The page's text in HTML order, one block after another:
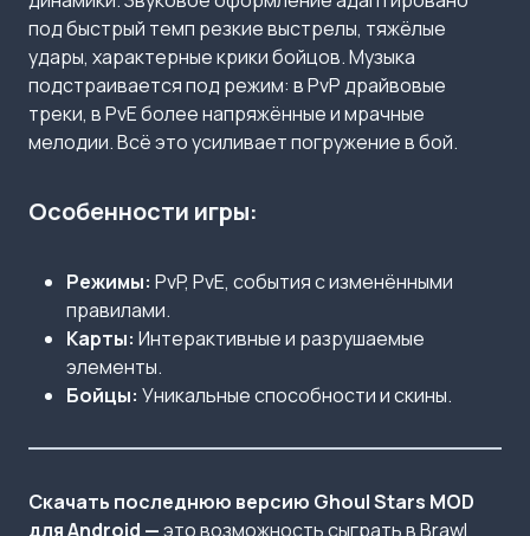
под быстрый темп резкие выстрелы, тяжёлые
удары, характерные крики бойцов. Музыка
подстраивается под режим: в PvP драйвовые
треки, в PvE более напряжённые и мрачные
мелодии. Всё это усиливает погружение в бой.
Особенности игры:
Режимы: PvP, PvE, события с изменёнными
правилами.
Карты: Интерактивные и разрушаемые
элементы.
Бойцы: Уникальные способности и скины.
Скачать последнюю версию Ghoul Stars MOD
для Android —это возможность сыграть в Brawl